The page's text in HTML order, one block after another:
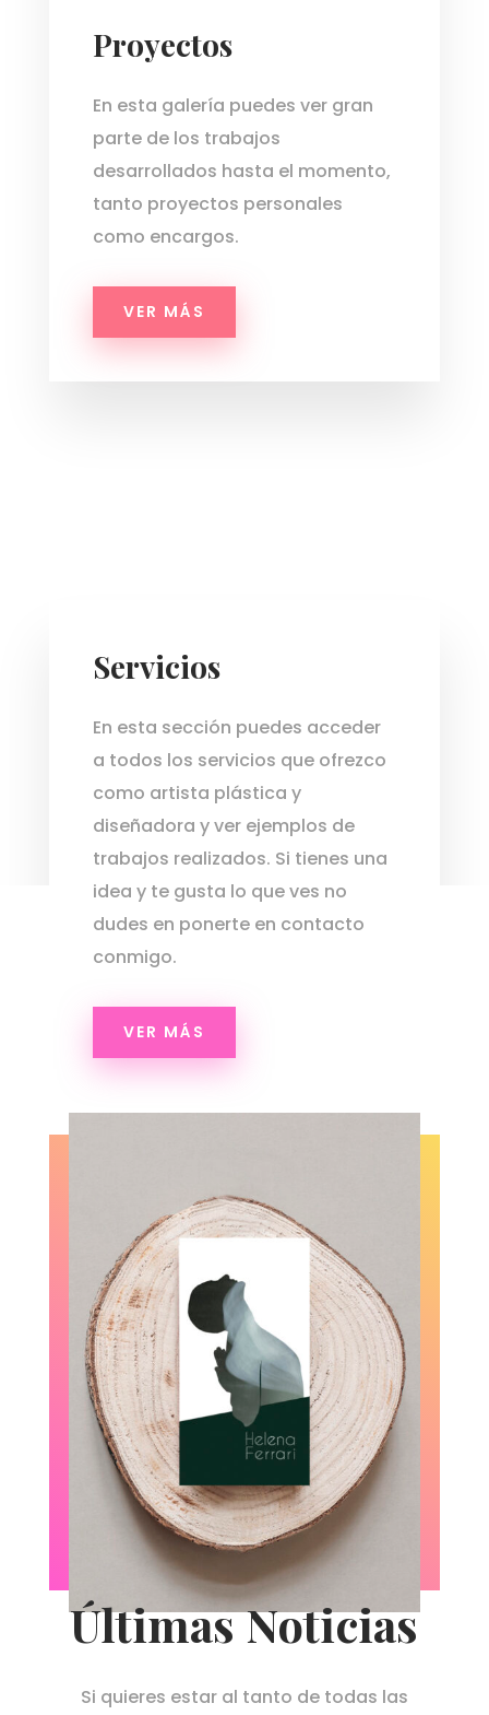
Proyectos
En esta galería puedes ver gran
parte de los trabajos
desarrollados hasta el momento,
tanto proyectos personales
como encargos.
VER MÁS
Servicios
En esta sección puedes acceder
a todos los servicios que ofrezco
como artista plástica y
diseñadora y ver ejemplos de
trabajos realizados. Si tienes una
idea y te gusta lo que ves no
dudes en ponerte en contacto
conmigo.
VER MÁS
Últimas Noticias
Si quieres estar al tanto de todas las